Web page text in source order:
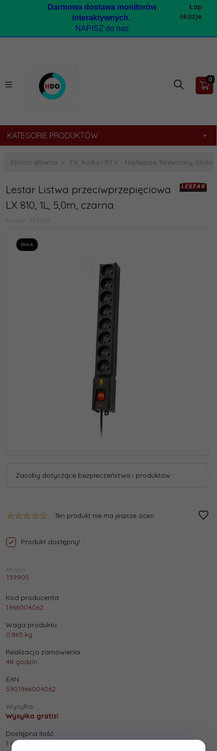
Darmowa dostawa monitorów
interaktywnych.
NAPISZ do nas
Łap
okazje
0
KATEGORIE PRODUKTÓW
Strona główna TV, Audio i RTV – Najlepsze Telewizory,
Lestar Listwa przeciwprzepięciowa
LX 810, 1L, 5,0m, czarna
Model: 139905
Black
Zasoby dotyczące bezpieczeństwa i produktów
Ten produkt nie ma jeszcze ocen
Produkt dostępny!
Model:
139905
Kod producenta:
1966004062
Waga produktu:
0.863 kg
Realizacja zamówienia:
48 godzin
EAN:
5901966004062
Wysyłka:
Wysyłka gratis!
Dostępna ilość:
1 szt.